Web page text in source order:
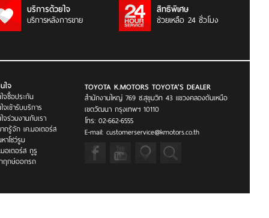
บริการด้วยใจ
บริการหลังการขาย
สิทธิพิเศษ
ช่วยเหลือ 24 ชั่วโมง
ใจ
จซื้อประกัน
จเข้ารับบริการ
จร่วมงานกับเรา
กรู้จัก เค.มอเตอร์ส
าโชว์รูม
มอเตอร์ส กูรู
ฤกษ์ออกรถ
TOYOTA K.MOTORS TOYOTA’S DEALER
สำนักงานใหญ่ 769 ซ.สุขุมวิท 43 แขวงคลองตันเหนือ
เขตวัฒนา กรุงเทพฯ 10110
โทร: 02-662-6555
E-mail: customerservice@kmotors.co.th